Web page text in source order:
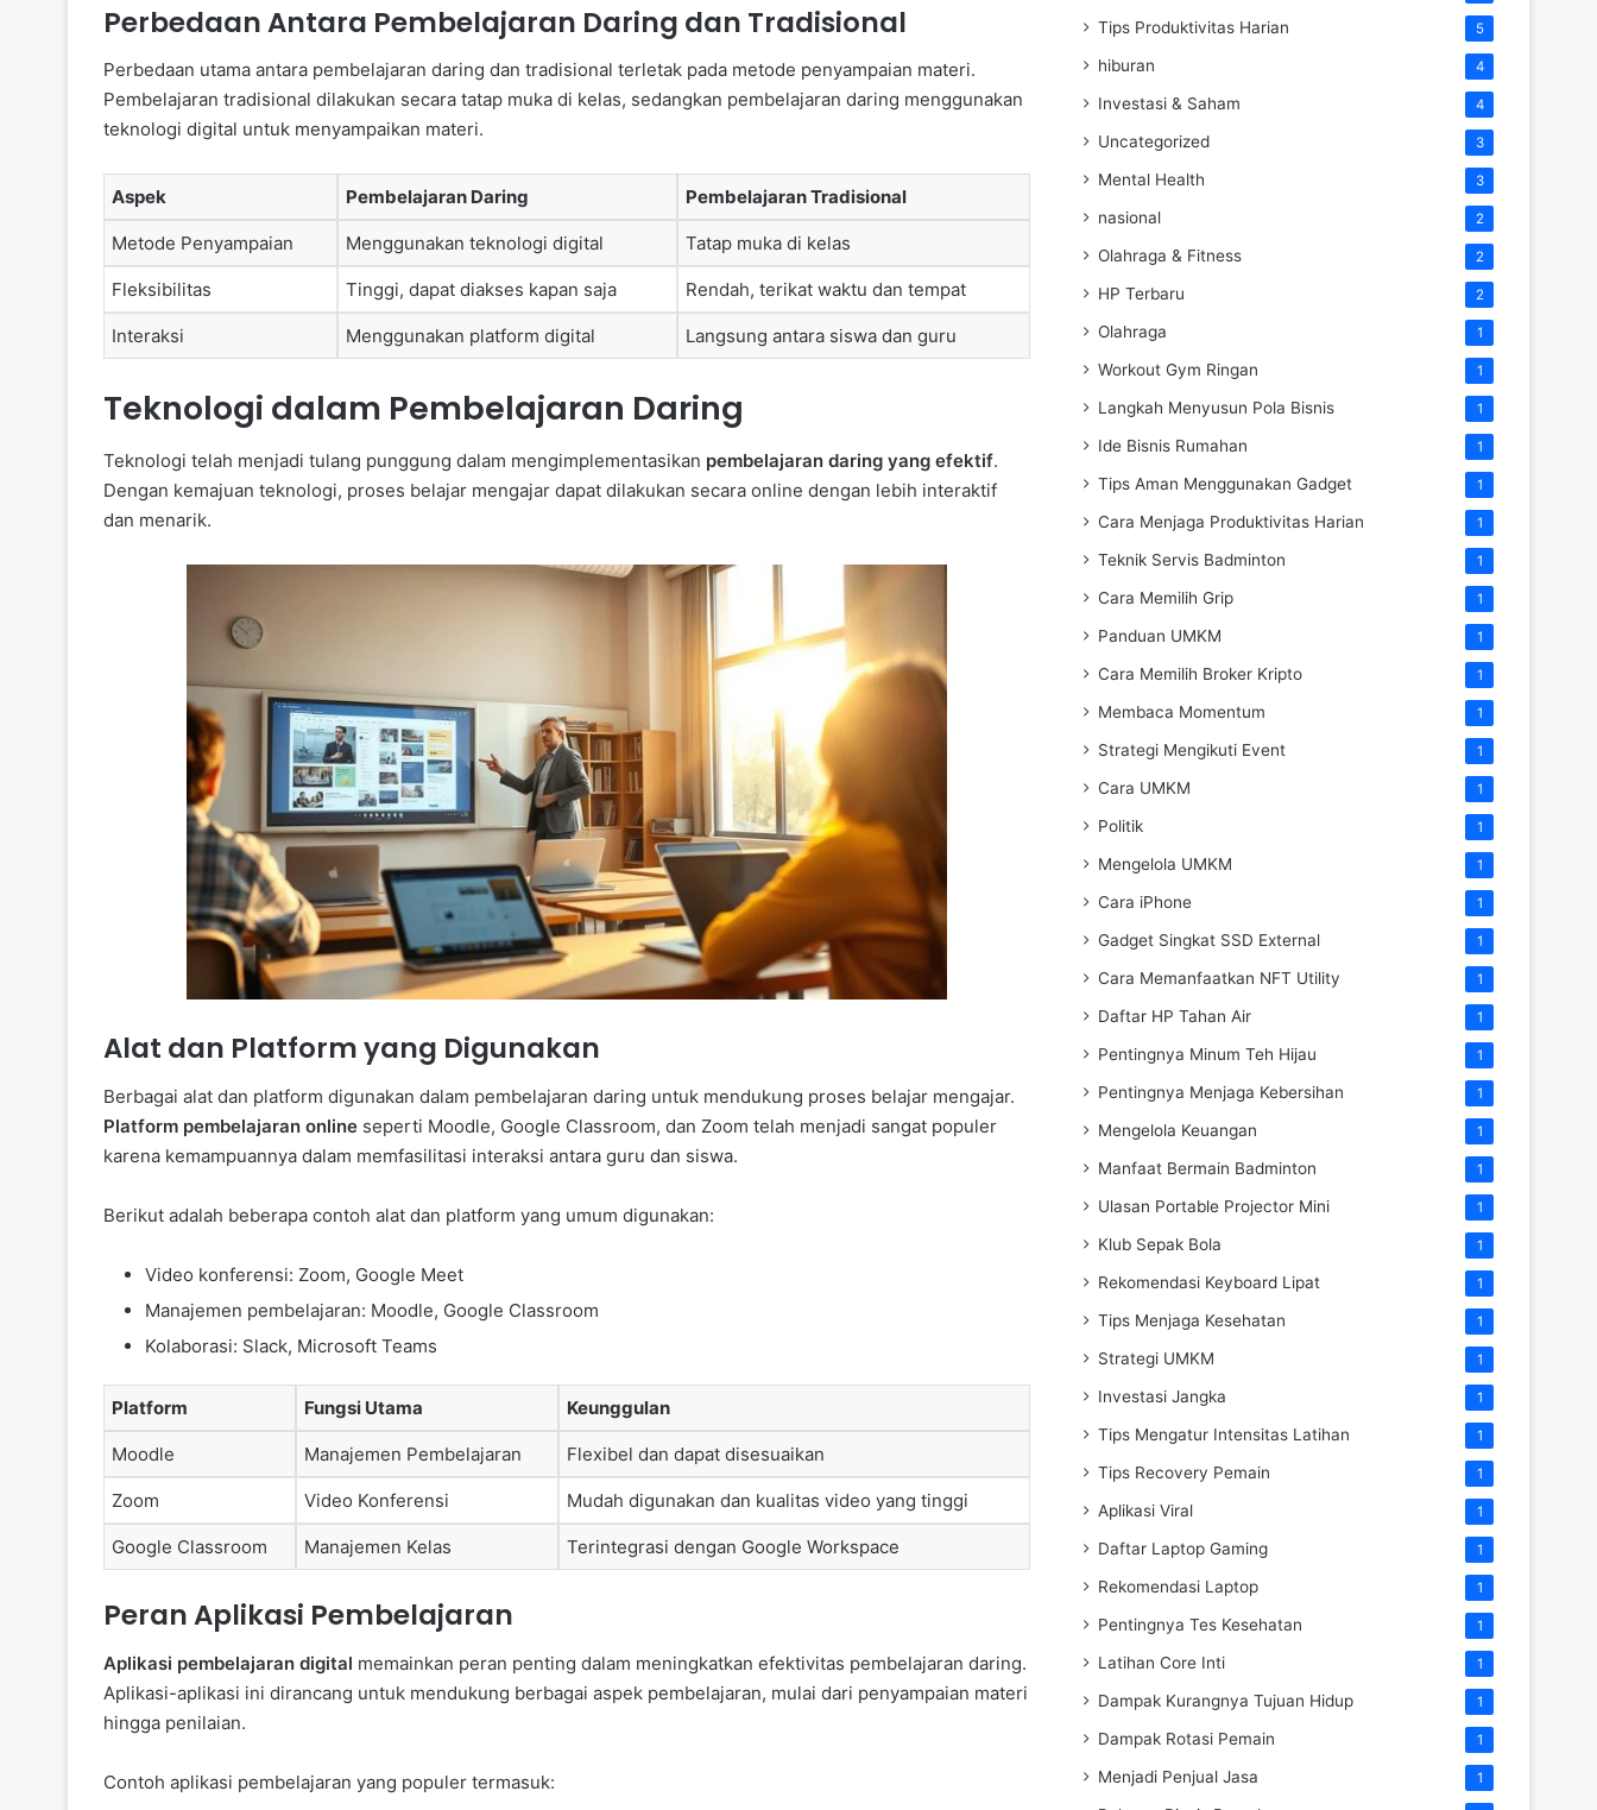
Perbedaan Antara Pembelajaran Daring dan Tradisional
Perbedaan utama antara pembelajaran daring dan tradisional terletak pada metode penyampaian materi.
Pembelajaran tradisional dilakukan secara tatap muka di kelas, sedangkan pembelajaran daring menggunakan
teknologi digital untuk menyampaikan materi.
Aspek Pembelajaran Daring Pembelajaran Tradisional
Metode Penyampaian Menggunakan teknologi digital Tatap muka di kelas
Fleksibilitas Tinggi, dapat diakses kapan saja Rendah, terikat waktu dan tempat
Interaksi Menggunakan platform digital Langsung antara siswa dan guru
Teknologi dalam Pembelajaran Daring
Teknologi telah menjadi tulang punggung dalam mengimplementasikan pembelajaran daring yang efektif.
Dengan kemajuan teknologi, proses belajar mengajar dapat dilakukan secara online dengan lebih interaktif
dan menarik.
Alat dan Platform yang Digunakan
Berbagai alat dan platform digunakan dalam pembelajaran daring untuk mendukung proses belajar mengajar.
Platform pembelajaran online seperti Moodle, Google Classroom, dan Zoom telah menjadi sangat populer
karena kemampuannya dalam memfasilitasi interaksi antara guru dan siswa.
Berikut adalah beberapa contoh alat dan platform yang umum digunakan:
Video konferensi: Zoom, Google Meet
Manajemen pembelajaran: Moodle, Google Classroom
Kolaborasi: Slack, Microsoft Teams
Platform Fungsi Utama Keunggulan
Moodle Manajemen Pembelajaran Flexibel dan dapat disesuaikan
Zoom Video Konferensi Mudah digunakan dan kualitas video yang tinggi
Google Classroom Manajemen Kelas Terintegrasi dengan Google Workspace
Peran Aplikasi Pembelajaran
Aplikasi pembelajaran digital memainkan peran penting dalam meningkatkan efektivitas pembelajaran daring.
Aplikasi-aplikasi ini dirancang untuk mendukung berbagai aspek pembelajaran, mulai dari penyampaian materi
hingga penilaian.
Contoh aplikasi pembelajaran yang populer termasuk:
Tips Produktivitas Harian 5
hiburan 4
Investasi & Saham 4
Uncategorized 3
Mental Health 3
nasional 2
Olahraga & Fitness 2
HP Terbaru 2
Olahraga 1
Workout Gym Ringan 1
Langkah Menyusun Pola Bisnis 1
Ide Bisnis Rumahan 1
Tips Aman Menggunakan Gadget 1
Cara Menjaga Produktivitas Harian 1
Teknik Servis Badminton 1
Cara Memilih Grip 1
Panduan UMKM 1
Cara Memilih Broker Kripto 1
Membaca Momentum 1
Strategi Mengikuti Event 1
Cara UMKM 1
Politik 1
Mengelola UMKM 1
Cara iPhone 1
Gadget Singkat SSD External 1
Cara Memanfaatkan NFT Utility 1
Daftar HP Tahan Air 1
Pentingnya Minum Teh Hijau 1
Pentingnya Menjaga Kebersihan 1
Mengelola Keuangan 1
Manfaat Bermain Badminton 1
Ulasan Portable Projector Mini 1
Klub Sepak Bola 1
Rekomendasi Keyboard Lipat 1
Tips Menjaga Kesehatan 1
Strategi UMKM 1
Investasi Jangka 1
Tips Mengatur Intensitas Latihan 1
Tips Recovery Pemain 1
Aplikasi Viral 1
Daftar Laptop Gaming 1
Rekomendasi Laptop 1
Pentingnya Tes Kesehatan 1
Latihan Core Inti 1
Dampak Kurangnya Tujuan Hidup 1
Dampak Rotasi Pemain 1
Menjadi Penjual Jasa 1